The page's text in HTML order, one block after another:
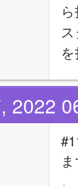
2022
ま